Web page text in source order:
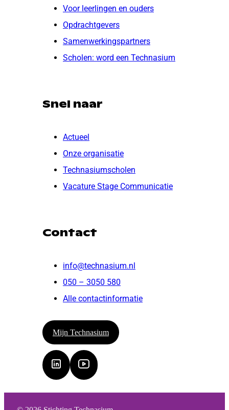
Voor leerlingen en ouders
Opdrachtgevers
Samenwerkingspartners
Scholen: word een Technasium
Snel naar
Actueel
Onze organisatie
Technasiumscholen
Vacature Stage Communicatie
Contact
info@technasium.nl
050 – 3050 580
Alle contactinformatie
Mijn Technasium